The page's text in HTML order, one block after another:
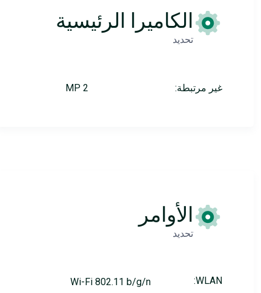
الكاميرا الرئيسية
تحديد
غير مرتبطة: 2 MP
الأوامر
تحديد
WLAN:
Wi-Fi 802.11 b/g/n